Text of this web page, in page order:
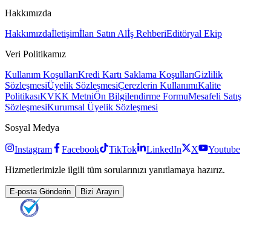
Hakkımızda
Hakkımızdaİletişimİlan Satın Alİş RehberiEditöryal Ekip
Veri Politikamız
Kullanım KoşullarıKredi Kartı Saklama KoşullarıGizlilik
SözleşmesiÜyelik SözleşmesiÇerezlerin KullanımıKalite
PolitikasıKVKK MetniÖn Bilgilendirme FormuMesafeli Satış
SözleşmesiKurumsal Üyelik Sözleşmesi
Sosyal Medya
Instagram Facebook TikTok LinkedIn X
Youtube
Hizmetlerimizle ilgili tüm sorularınızı yanıtlamaya hazırız.
E-posta Gönderin Bizi Arayın